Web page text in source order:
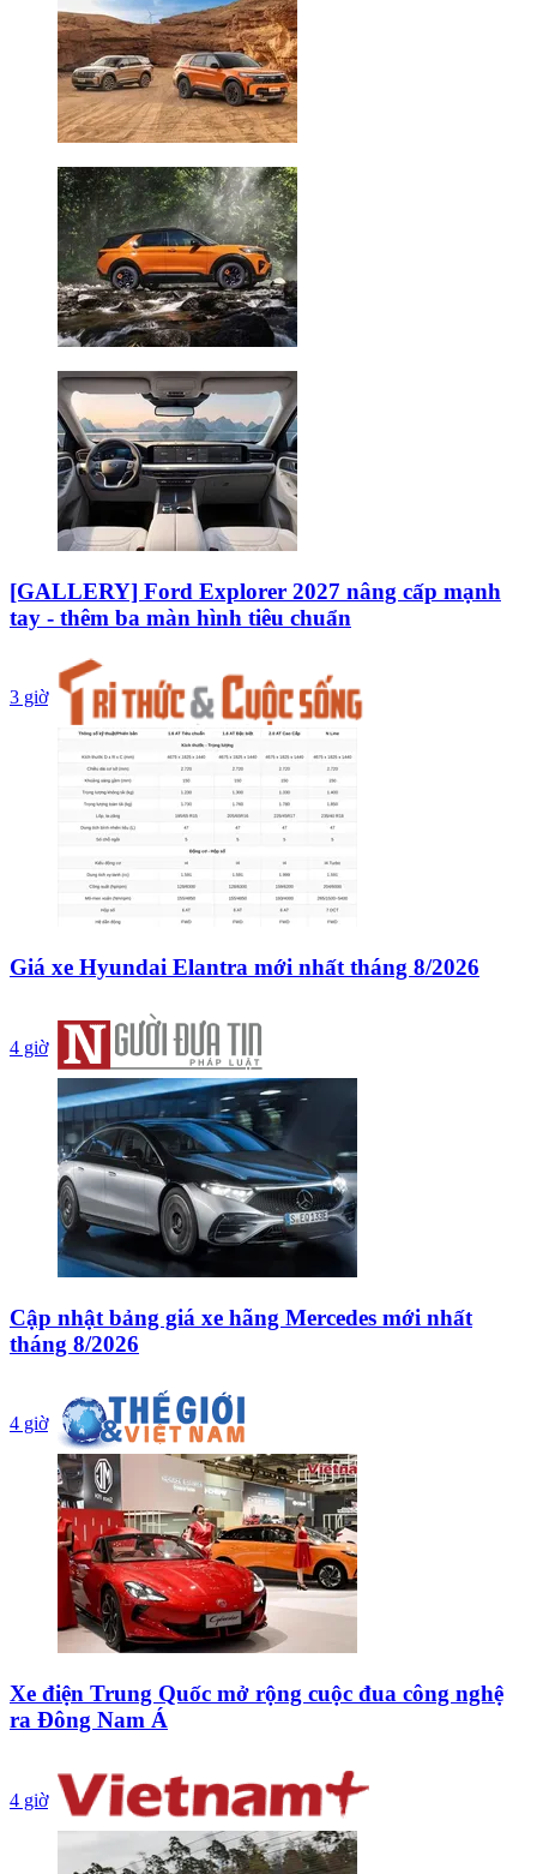
[GALLERY] Ford Explorer 2027 nâng cấp mạnh
tay - thêm ba màn hình tiêu chuẩn
3 giờ
Giá xe Hyundai Elantra mới nhất tháng 8/2026
4 giờ
Cập nhật bảng giá xe hãng Mercedes mới nhất
tháng 8/2026
4 giờ
Xe điện Trung Quốc mở rộng cuộc đua công nghệ
ra Đông Nam Á
4 giờ